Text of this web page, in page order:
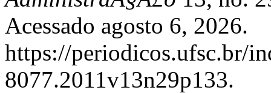
Acessado agosto 6, 2026.
https://periodicos.ufsc.br/
8077.2011v13n29p133.